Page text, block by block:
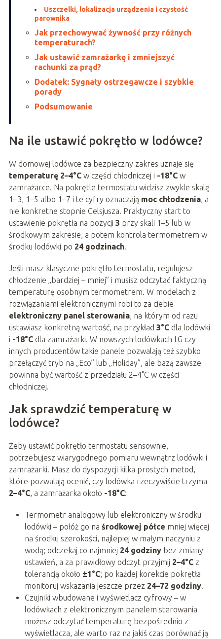
Uszczelki, lokalizacja urządzenia i czystość
parownika
Jak przechowywać żywność przy różnych
temperaturach?
Jak ustawić zamrażarkę i zmniejszyć
rachunki za prąd?
Dodatek: Sygnały ostrzegawcze i szybkie
porady
Podsumowanie
Na ile ustawić pokrętło w lodówce?
W domowej lodówce za bezpieczny zakres uznaje się
temperaturę 2–4°Cw części chłodniczej i -18°Cw
zamrażarce. Na pokrętle termostatu widzisz zwykle skalę
1–3, 1–5 albo 1–7 i te cyfry oznaczają moc chłodzenia, a
nie konkretne stopnie Celsjusza. Praktyczny start to
ustawienie pokrętła na pozycji 3 przy skali 1–5 lub w
środkowym zakresie, a potem kontrola termometrem w
środku lodówki po 24 godzinach.
Jeśli masz klasyczne pokrętło termostatu, regulujesz
chłodzenie „bardziej – mniej” i musisz odczytać faktyczną
temperaturę osobnym termometrem. W modelach z
rozwiązaniami elektronicznymi robi to za ciebie
elektroniczny panel sterowania, na którym od razu
ustawiasz konkretną wartość, na przykład 3°Cdla lodówki
i -18°Cdla zamrażarki. W nowszych lodówkach LG czy
innych producentów takie panele pozwalają też szybko
przełączyć tryb na „Eco” lub „Holiday”, ale bazą zawsze
powinna być wartość z przedziału 2–4°C w części
chłodniczej.
Jak sprawdzić temperaturę w
lodówce?
Żeby ustawić pokrętło termostatu sensownie,
potrzebujesz wiarygodnego pomiaru wewnątrz lodówki i
zamrażarki. Masz do dyspozycji kilka prostych metod,
które pozwalają ocenić, czy lodówka rzeczywiście trzyma
2–4°C, a zamrażarka około -18°C:
Termometr analogowy lub elektroniczny w środku
lodówki – połóż go na środkowej półce mniej więcej
na środku szerokości, najlepiej w małym naczyniu z
wodą; odczekaj co najmniej 24 godzinybez zmiany
ustawień, a za prawidłowy odczyt przyjmij 2–4°Cz
tolerancją około ±1°C; po każdej korekcie pokrętła
monitoruj wskazania jeszcze przez 24–72 godziny.
Czujniki wbudowane i wyświetlacz cyfrowy – w
lodówkach z elektronicznym panelem sterowania
możesz odczytać temperaturę bezpośrednio z
wyświetlacza, ale warto raz na jakiś czas porównać ją